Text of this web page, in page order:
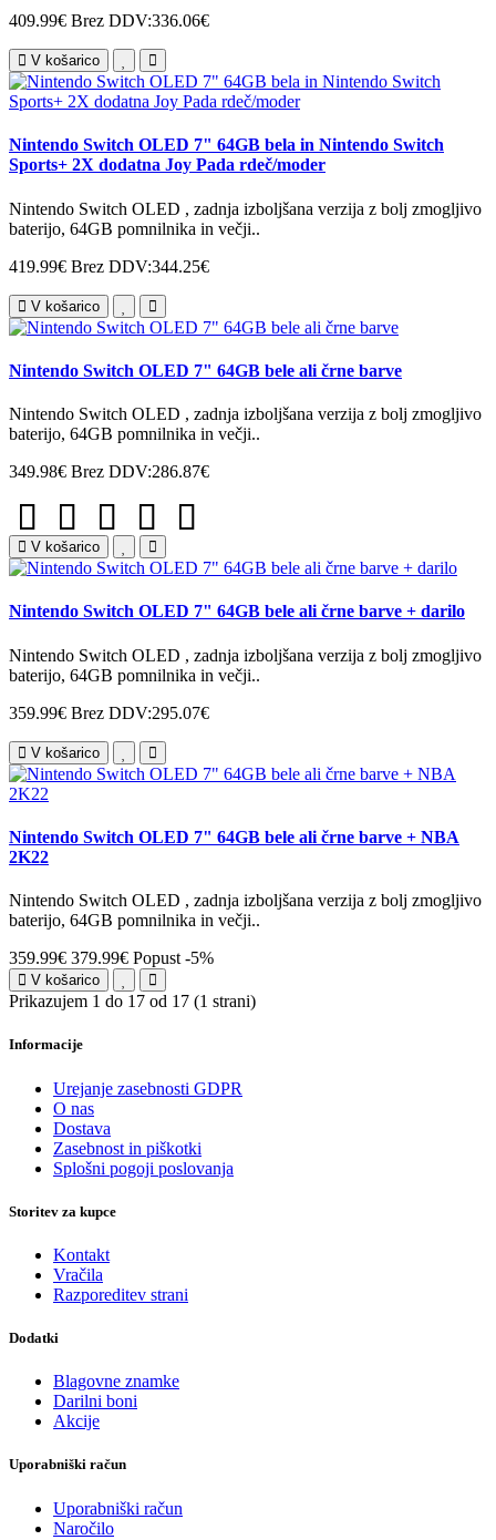
409.99€ Brez DDV:336.06€
V košarico
Nintendo Switch OLED 7" 64GB bela in Nintendo Switch
Sports+ 2X dodatna Joy Pada rdeč/moder
Nintendo Switch OLED , zadnja izboljšana verzija z bolj zmogljivo
baterijo, 64GB pomnilnika in večji..
419.99€ Brez DDV:344.25€
V košarico
Nintendo Switch OLED 7" 64GB bele ali črne barve
Nintendo Switch OLED , zadnja izboljšana verzija z bolj zmogljivo
baterijo, 64GB pomnilnika in večji..
349.98€ Brez DDV:286.87€
V košarico
Nintendo Switch OLED 7" 64GB bele ali črne barve + darilo
Nintendo Switch OLED , zadnja izboljšana verzija z bolj zmogljivo
baterijo, 64GB pomnilnika in večji..
359.99€ Brez DDV:295.07€
V košarico
Nintendo Switch OLED 7" 64GB bele ali črne barve + NBA
2K22
Nintendo Switch OLED , zadnja izboljšana verzija z bolj zmogljivo
baterijo, 64GB pomnilnika in večji..
359.99€ 379.99€ Popust -5%
V košarico
Prikazujem 1 do 17 od 17 (1 strani)
Informacije
Urejanje zasebnosti GDPR
O nas
Dostava
Zasebnost in piškotki
Splošni pogoji poslovanja
Storitev za kupce
Kontakt
Vračila
Razporeditev strani
Dodatki
Blagovne znamke
Darilni boni
Akcije
Uporabniški račun
Uporabniški račun
Naročilo